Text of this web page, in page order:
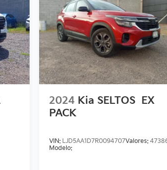
2024 Kia SELTOS
EX
PACK
VIN: LJD5AA1D7R0094707Valores:
Modelo: